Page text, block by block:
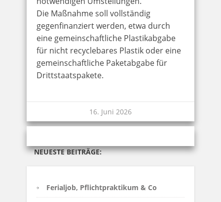
NEUESTE BEITRÄGE:
Ferialjob, Pflichtpraktikum & Co
Die Maßnahme soll vollständig
gegenfinanziert werden, etwa durch
eine gemeinschaftliche Plastikabgabe
für nicht recyclebares Plastik oder eine
gemeinschaftliche Paketabgabe für
Drittstaatspakete.
16. Juni 2026